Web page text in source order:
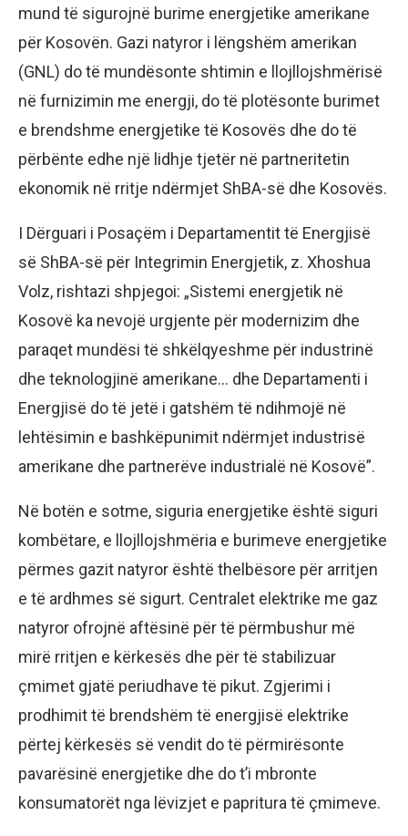
mund të sigurojnë burime energjetike amerikane
për Kosovën. Gazi natyror i lëngshëm amerikan
(GNL) do të mundësonte shtimin e llojllojshmërisë
në furnizimin me energji, do të plotësonte burimet
e brendshme energjetike të Kosovës dhe do të
përbënte edhe një lidhje tjetër në partneritetin
ekonomik në rritje ndërmjet ShBA-së dhe Kosovës.
I Dërguari i Posaçëm i Departamentit të Energjisë
së ShBA-së për Integrimin Energjetik, z. Xhoshua
Volz, rishtazi shpjegoi: „Sistemi energjetik në
Kosovë ka nevojë urgjente për modernizim dhe
paraqet mundësi të shkëlqyeshme për industrinë
dhe teknologjinë amerikane… dhe Departamenti i
Energjisë do të jetë i gatshëm të ndihmojë në
lehtësimin e bashkëpunimit ndërmjet industrisë
amerikane dhe partnerëve industrialë në Kosovë”.
Në botën e sotme, siguria energjetike është siguri
kombëtare, e llojllojshmëria e burimeve energjetike
përmes gazit natyror është thelbësore për arritjen
e të ardhmes së sigurt. Centralet elektrike me gaz
natyror ofrojnë aftësinë për të përmbushur më
mirë rritjen e kërkesës dhe për të stabilizuar
çmimet gjatë periudhave të pikut. Zgjerimi i
prodhimit të brendshëm të energjisë elektrike
përtej kërkesës së vendit do të përmirësonte
pavarësinë energjetike dhe do t’i mbronte
konsumatorët nga lëvizjet e papritura të çmimeve.